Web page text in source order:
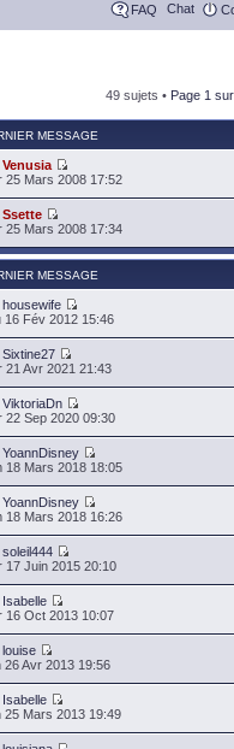
FAQ Chat
49 sujets • Page 1 sur
MESSAGE
Venusia
25 Mars 2008 17:52
Ssette
25 Mars 2008 17:34
MESSAGE
housewife
16 Fév 2012 15:46
Sixtine27
21 Avr 2021 21:43
ViktoriaDn
22 Sep 2020 09:30
YoannDisney
18 Mars 2018 18:05
YoannDisney
18 Mars 2018 16:26
soleil444
17 Juin 2015 20:10
Isabelle
16 Oct 2013 10:07
louise
26 Avr 2013 19:56
Isabelle
25 Mars 2013 19:49